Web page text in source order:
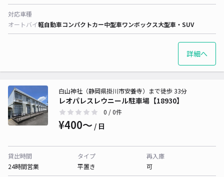
対応車種
オートバイ軽自動車コンパクトカー中型車ワンボックス大型車・SUV
詳細へ
レオパレスレウニール駐車場【18930】
白山神社（静岡県掛川市安養寺）まで徒歩 33分
0 / 0件
¥400〜 / 日
貸出時間
24時間営業
タイプ
平置き
再入庫
可